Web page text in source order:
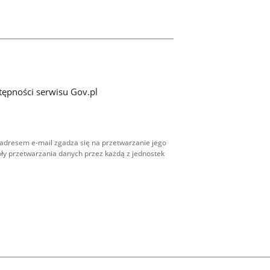
serwisu Gov.pl
e-mail zgadza się na przetwarzanie jego
przetwarzania danych przez każdą z jednostek